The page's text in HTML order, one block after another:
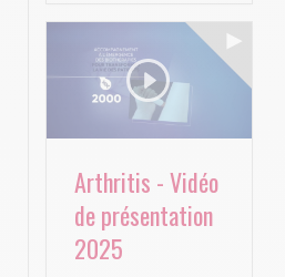
Arthritis - Vidéo
de présentation
2025